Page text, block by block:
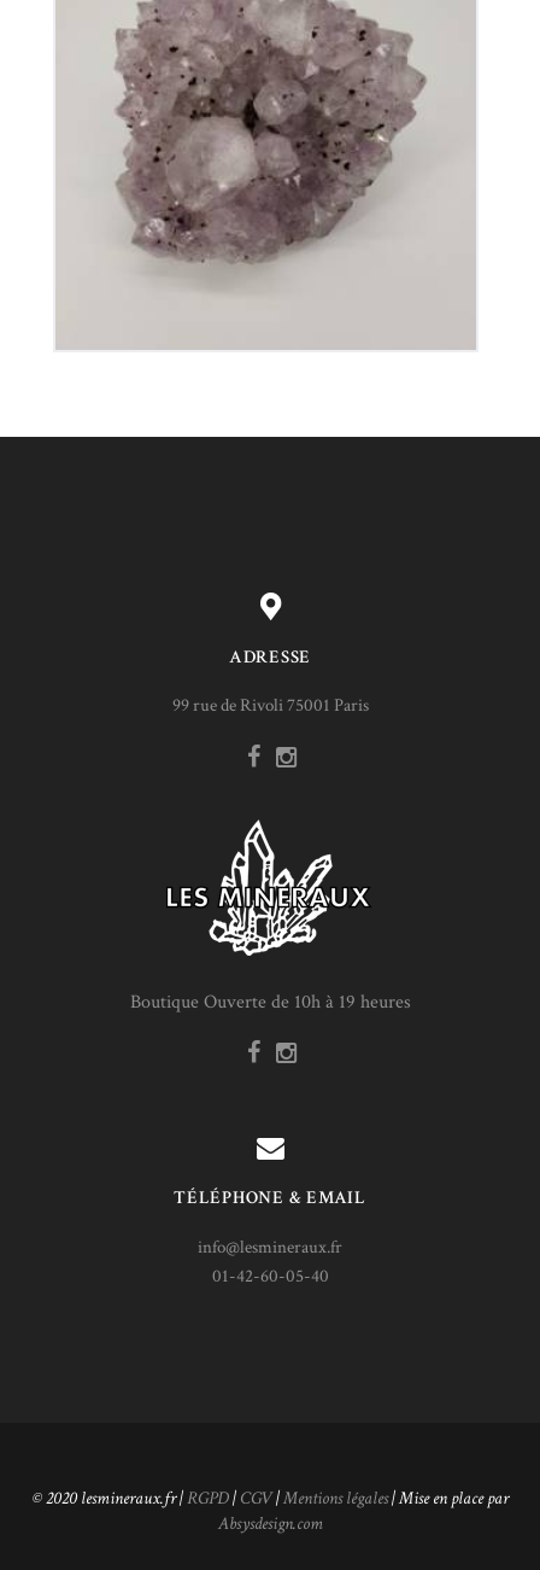
Améthyste du Brésil
80€
ADRESSE
99 rue de Rivoli 75001 Paris
Boutique Ouverte de 10h à 19 heures
TÉLÉPHONE & EMAIL
info@lesmineraux.fr
01-42-60-05-40
© 2020 lesmineraux.fr |RGPD| CGV|Mentions légales| Mise en place par
Absysdesign.com